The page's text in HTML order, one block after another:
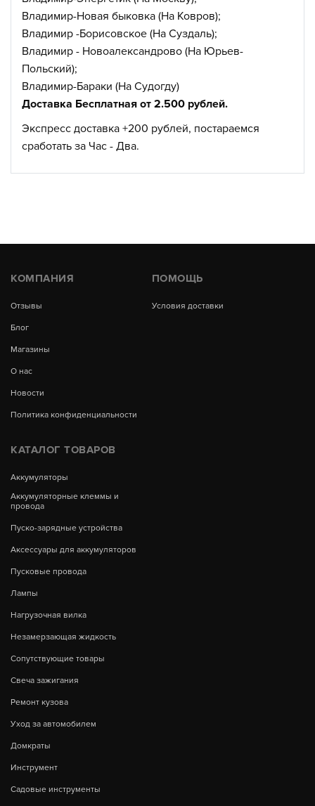
Владимир-Новая быковка (На Ковров);
Владимир -Борисовское (На Суздаль);
Владимир - Новоалександрово (На Юрьев-
Польский);
Владимир-Бараки (На Судогду)
Доставка Бесплатная от 2.500 рублей.
Экспресс доставка +200 рублей, постараемся
сработать за Час - Два.
КОМПАНИЯ
Отзывы
Блог
Магазины
О нас
Новости
Политика конфиденциальности
ПОМОЩЬ
Условия доставки
КАТАЛОГ ТОВАРОВ
Аккумуляторы
Аккумуляторные клеммы и
провода
Пуско-зарядные устройства
Аксессуары для аккумуляторов
Пусковые провода
Лампы
Нагрузочная вилка
Незамерзающая жидкость
Сопутствующие товары
Свеча зажигания
Ремонт кузова
Уход за автомобилем
Домкраты
Инструмент
Садовые инструменты